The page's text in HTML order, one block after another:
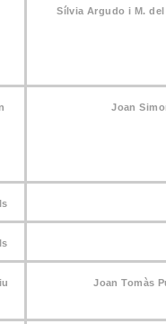
Sílvia Argudo i M.
Joan
Joan Tomàs